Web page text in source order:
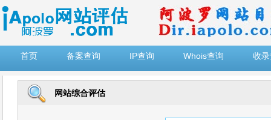
首页
备案查询 IP查询 Whois查询 收
网站综合评估